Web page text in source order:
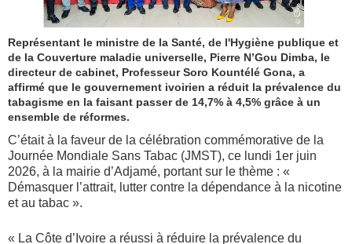
Représentant le ministre de la Santé, de l'Hygiène publique et
de la Couverture maladie universelle, Pierre N’Gou Dimba, le
directeur de cabinet, Professeur Soro Kountélé Gona, a
affirmé que le gouvernement ivoirien a réduit la prévalence du
tabagisme en la faisant passer de 14,7% à 4,5% grâce à un
ensemble de réformes.
C’était à la faveur de la célébration commémorative de la
Journée Mondiale Sans Tabac (JMST), ce lundi 1er juin
2026, à la mairie d’Adjamé, portant sur le thème : «
Démasquer l’attrait, lutter contre la dépendance à la nicotine
et au tabac ».
« La Côte d’Ivoire a réussi à réduire la prévalence du